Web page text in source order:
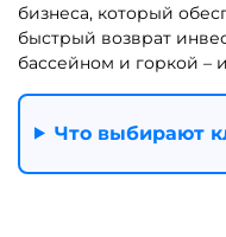
бизнеса, который
быстрый возврат
бассейном и горкой –
Что выбирают